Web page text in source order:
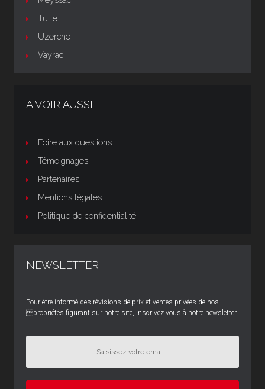
Tulle
Uzerche
Vayrac
A VOIR AUSSI
Foire aux questions
Témoignages
Partenaires
Mentions légales
Politique de confidentialité
NEWSLETTER
Pour être informé des révisions de prix et ventes privées de nos
propriétés figurant sur notre site, inscrivez vous à notre newsletter.